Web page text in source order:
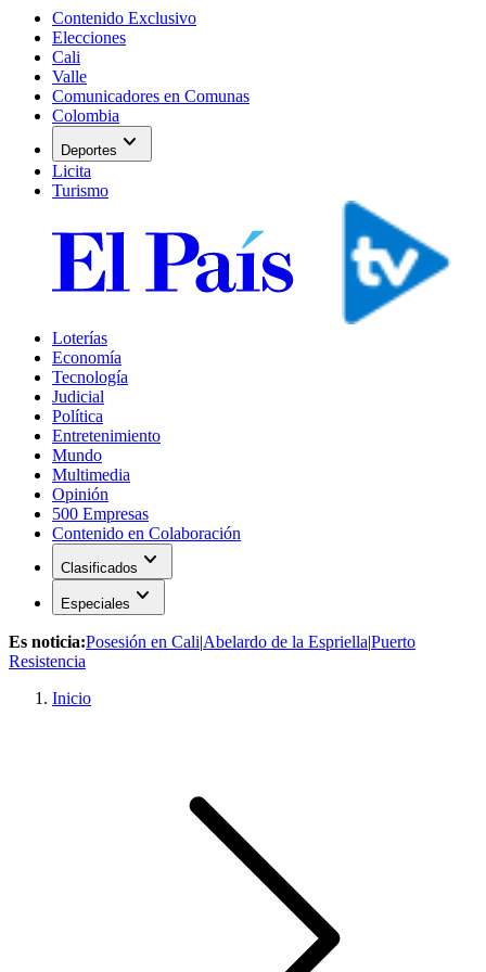
Contenido Exclusivo
Elecciones
Cali
Valle
Comunicadores en Comunas
Colombia
Deportes expand_more
Licita
Turismo
Loterías
Economía
Tecnología
Judicial
Política
Entretenimiento
Mundo
Multimedia
Opinión
500 Empresas
Contenido en Colaboración
Clasificados expand_more
Especiales expand_more
Es noticia:Posesión en Cali|Abelardo de la Espriella|Puerto
Resistencia
Inicio